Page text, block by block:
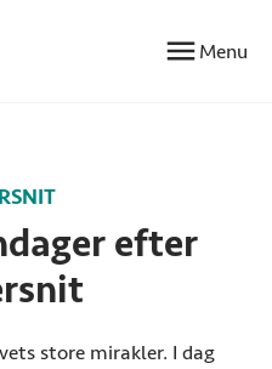
Menu
efter
store mirakler. I dag